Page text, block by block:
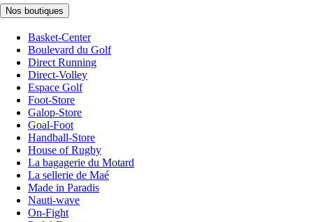
Nos boutiques
Basket-Center
Boulevard du Golf
Direct Running
Direct-Volley
Espace Golf
Foot-Store
Galop-Store
Goal-Foot
Handball-Store
House of Rugby
La bagagerie du Motard
La sellerie de Maé
Made in Paradis
Nauti-wave
On-Fight